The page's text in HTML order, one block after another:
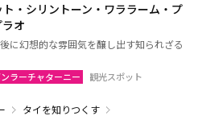
ト・シリントーン・ワララーム・プ
オ
に幻想的な雰囲気を醸し出す知られざる
ラーチャターニー 観光スポット
タイを知りつくす